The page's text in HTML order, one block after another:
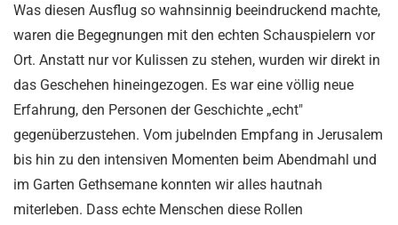
Was diesen Ausflug so wahnsinnig beeindruckend machte,
waren die Begegnungen mit den echten Schauspielern vor
Ort. Anstatt nur vor Kulissen zu stehen, wurden wir direkt in
das Geschehen hineingezogen. Es war eine völlig neue
Erfahrung, den Personen der Geschichte „echt"
gegenüberzustehen. Vom jubelnden Empfang in Jerusalem
bis hin zu den intensiven Momenten beim Abendmahl und
im Garten Gethsemane konnten wir alles hautnah
miterleben. Dass echte Menschen diese Rollen